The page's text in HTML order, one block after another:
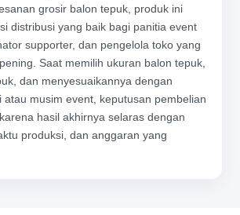
grosir balon tepuk, produk ini
distribusi yang baik bagi panitia event
supporter, dan pengelola toko yang
Saat memilih ukuran balon tepuk,
dan menyesuaikannya dengan
atau musim event, keputusan pembelian
hasil akhirnya selaras dengan
produksi, dan anggaran yang